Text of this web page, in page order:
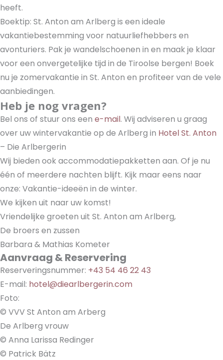
heeft.
Boektip: St. Anton am Arlberg is een ideale
vakantiebestemming voor natuurliefhebbers en
avonturiers. Pak je wandelschoenen in en maak je klaar
voor een onvergetelijke tijd in de Tiroolse bergen! Boek
nu je zomervakantie in St. Anton en profiteer van de vele
aanbiedingen.
Heb je nog vragen?
Bel ons of stuur ons een e-mail. Wij adviseren u graag
over uw wintervakantie op de Arlberg in Hotel St. Anton
– Die Arlbergerin
Wij bieden ook accommodatiepakketten aan. Of je nu
één of meerdere nachten blijft. Kijk maar eens naar
onze: Vakantie-ideeën in de winter.
We kijken uit naar uw komst!
Vriendelijke groeten uit St. Anton am Arlberg,
De broers en zussen
Barbara & Mathias Kometer
Aanvraag & Reservering
Reserveringsnummer: +43 54 46 22 43
E-mail: hotel@diearlbergerin.com
Foto:
© VVV St Anton am Arberg
De Arlberg vrouw
© Anna Larissa Redinger
© Patrick Bätz